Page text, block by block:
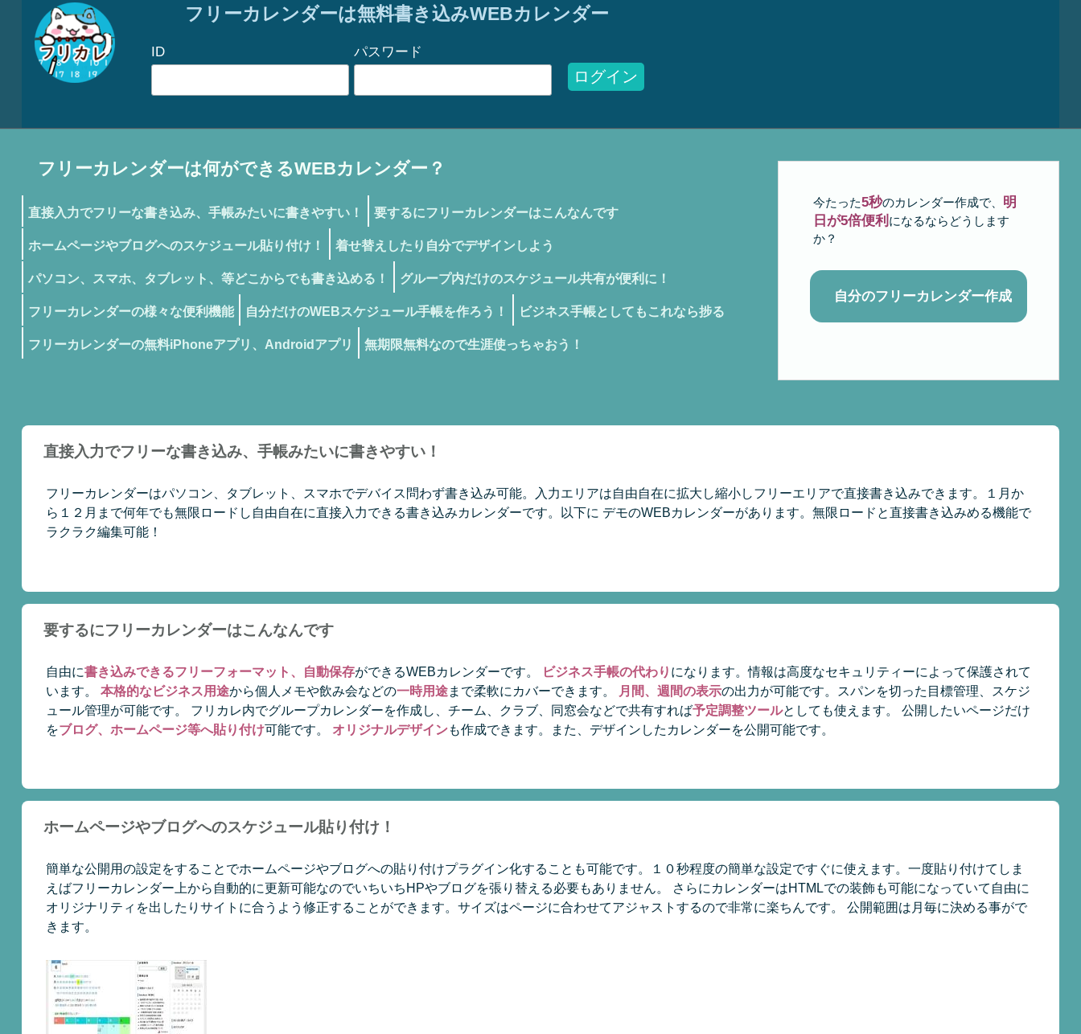
フリーカレンダーは無料書き込みWEBカレンダー
ID パスワード
ログイン
今たった5秒のカレンダー作成で、 明
日が5倍便利 になるならどうします
か？
自分のフリーカレンダー作成
フリーカレンダーは何ができるWEBカレンダー？
直接入力でフリーな書き込み、手帳みたいに書きやすい！ 要するにフリーカレンダーはこんなんです
ホームページやブログへのスケジュール貼り付け！ 着せ替えしたり自分でデザインしよう
パソコン、スマホ、タブレット、等どこからでも書き込める！ グループ内だけのスケジュール共有が便利に！
フリーカレンダーの様々な便利機能 自分だけのWEBスケジュール手帳を作ろう！ ビジネス手帳としてもこれなら捗る
フリーカレンダーの無料iPhoneアプリ、Androidアプリ 無期限無料なので生涯使っちゃおう！
直接入力でフリーな書き込み、手帳みたいに書きやすい！
フリーカレンダーはパソコン、タブレット、スマホでデバイス問わず書き込み可能。入力エリアは自由自在に拡大し縮小しフリーエリアで直接書き込みできます。１月か
ら１２月まで何年でも無限ロードし自由自在に直接入力できる書き込みカレンダーです。以下に デモのWEBカレンダーがあります。無限ロードと直接書き込みめる機能で
ラクラク編集可能！
要するにフリーカレンダーはこんなんです
自由に書き込みできるフリーフォーマット、自動保存ができるWEBカレンダーです。 ビジネス手帳の代わり になります。情報は高度なセキュリティーによって保護されて
います。 本格的なビジネス用途から個人メモや飲み会などの一時用途まで柔軟にカバーできます。 月間、週間の表示の出力が可能です。スパンを切った目標管理、スケジ
ュール管理が可能です。 フリカレ内でグループカレンダーを作成し、チーム、クラブ、同窓会などで共有すれば予定調整ツールとしても使えます。 公開したいページだけ
をブログ、ホームページ等へ貼り付け可能です。 オリジナルデザインも作成できます。また、デザインしたカレンダーを公開可能です。
ホームページやブログへのスケジュール貼り付け！
簡単な公開用の設定をすることでホームページやブログへの貼り付けプラグイン化することも可能です。１０秒程度の簡単な設定ですぐに使えます。一度貼り付けてしま
えばフリーカレンダー上から自動的に更新可能なのでいちいちHPやブログを張り替える必要もありません。 さらにカレンダーはHTMLでの装飾も可能になっていて自由に
オリジナリティを出したりサイトに合うよう修正することができます。サイズはページに合わせてアジャストするので非常に楽ちんです。 公開範囲は月毎に決める事がで
きます。